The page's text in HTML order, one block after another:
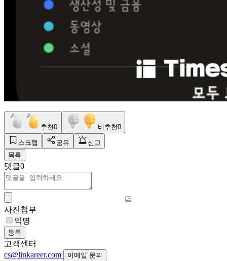
추천0 비추천0
스크랩 공유
신고
목록
댓글0
사진첨부
익명
등록
고객센터
cs@linkareer.com
이메일 문의